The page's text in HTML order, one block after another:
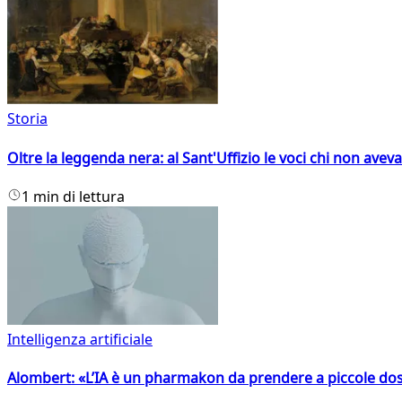
Storia
Oltre la leggenda nera: al Sant'Uffizio le voci chi non
1 min di lettura
Intelligenza artificiale
Alombert: «L’IA è un pharmakon da prendere a piccole